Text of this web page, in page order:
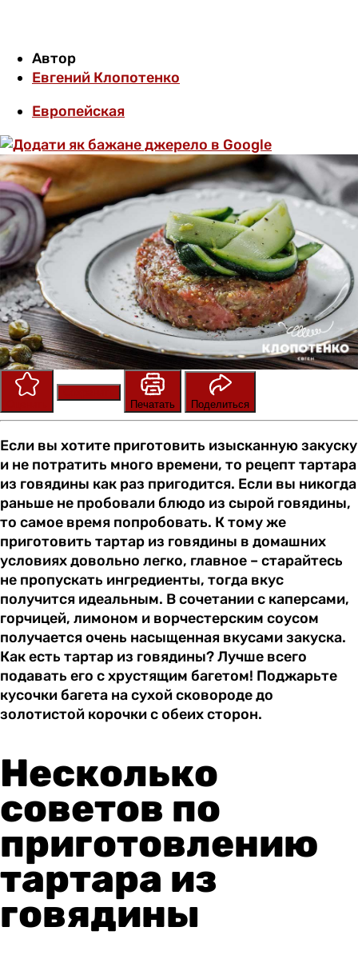
Автор
Евгений Клопотенко
Европейская
Печатать
Поделиться
Если вы хотите приготовить изысканную закуску
и не потратить много времени, то рецепт тартара
из говядины как раз пригодится. Если вы никогда
раньше не пробовали блюдо из сырой говядины,
то самое время попробовать. К тому же
приготовить тартар из говядины в домашних
условиях довольно легко, главное – старайтесь
не пропускать ингредиенты, тогда вкус
получится идеальным. В сочетании с каперсами,
горчицей, лимоном и ворчестерским соусом
получается очень насыщенная вкусами закуска.
Как есть тартар из говядины? Лучше всего
подавать его с хрустящим багетом! Поджарьте
кусочки багета на сухой сковороде до
золотистой корочки с обеих сторон.
Несколько
советов по
приготовлению
тартара из
говядины